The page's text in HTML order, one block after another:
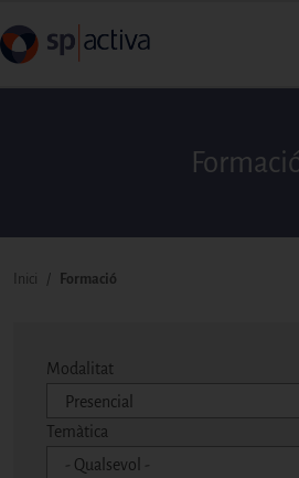
Cerca a
Fil d'ariadna
Inici Formació
Modalitat
Temàtica